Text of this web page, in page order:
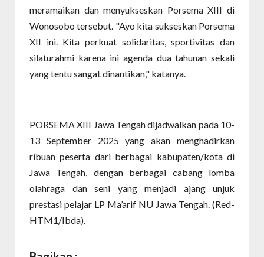
meramaikan dan menyukseskan Porsema XIII di
Wonosobo tersebut. "Ayo kita sukseskan Porsema
XII ini. Kita perkuat solidaritas, sportivitas dan
silaturahmi karena ini agenda dua tahunan sekali
yang tentu sangat dinantikan," katanya.
PORSEMA XIII Jawa Tengah dijadwalkan pada 10-
13 September 2025 yang akan menghadirkan
ribuan peserta dari berbagai kabupaten/kota di
Jawa Tengah, dengan berbagai cabang lomba
olahraga dan seni yang menjadi ajang unjuk
prestasi pelajar LP Ma’arif NU Jawa Tengah. (Red-
HTM1/Ibda).